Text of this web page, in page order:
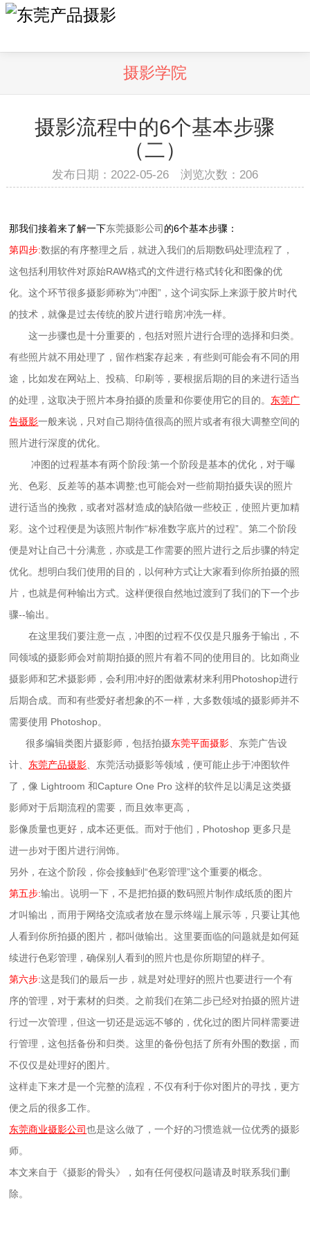
摄影学院
摄影流程中的6个基本步骤
（二）
发布日期：2022-05-26 浏览次数： 206
那我们接着来了解一下东莞摄影公司 的6个基本步骤：
第四步:数据的有序整理之后，就进入我们的后期数码处理流程了，
这包括利用软件对原始RAW格式的文件进行格式转化和图像的优
化。这个环节很多摄影师称为“冲图”，这个词实际上来源于胶片时代
的技术，就像是过去传统的胶片进行暗房冲洗一样。
这一步骤也是十分重要的，包括对照片进行合理的选择和归类。
有些照片就不用处理了，留作档案存起来，有些则可能会有不同的用
途，比如发在网站上、投稿、印刷等，要根据后期的目的来进行适当
的处理，这取决于照片本身拍摄的质量和你要使用它的目的。 东莞广
告摄影一般来说，只对自己期待值很高的照片或者有很大调整空间的
照片进行深度的优化。
冲图的过程基本有两个阶段:第一个阶段是基本的优化，对于曝
光、色彩、反差等的基本调整;也可能会对一些前期拍摄失误的照片
进行适当的挽救，或者对器材造成的缺陷做一些校正，使照片更加精
彩。这个过程便是为该照片制作“标准数字底片的过程”。第二个阶段
便是对让自己十分满意，亦或是工作需要的照片进行之后步骤的特定
优化。想明白我们使用的目的，以何种方式让大家看到你所拍摄的照
片，也就是何种输出方式。这样便很自然地过渡到了我们的下一个步
骤--输出。
在这里我们要注意一点，冲图的过程不仅仅是只服务于输出，不
同领域的摄影师会对前期拍摄的照片有着不同的使用目的。比如商业
摄影师和艺术摄影师，会利用冲好的图做素材来利用Photoshop进行
后期合成。而和有些爱好者想象的不一样，大多数领域的摄影师并不
需要使用 Photoshop。
很多编辑类图片摄影师，包括拍摄东莞平面摄影、东莞广告设
计、 东莞产品摄影、东莞活动摄影等领域，便可能止步于冲图软件
了，像 Lightroom 和Capture One Pro 这样的软件足以满足这类摄
影师对于后期流程的需要，而且效率更高，
影像质量也更好，成本还更低。而对于他们，Photoshop 更多只是
进一步对于图片进行润饰。
另外，在这个阶段，你会接触到“色彩管理”这个重要的概念。
第五步:输出。说明一下，不是把拍摄的数码照片制作成纸质的图片
才叫输出，而用于网络交流或者放在显示终端上展示等，只要让其他
人看到你所拍摄的图片，都叫做输出。这里要面临的问题就是如何延
续进行色彩管理，确保别人看到的照片也是你所期望的样子。
第六步:这是我们的最后一步，就是对处理好的照片也要进行一个有
序的管理，对于素材的归类。之前我们在第二步已经对拍摄的照片进
行过一次管理，但这一切还是远远不够的，优化过的图片同样需要进
行管理，这包括备份和归类。这里的备份包括了所有外围的数据，而
不仅仅是处理好的图片。
这样走下来才是一个完整的流程，不仅有利于你对图片的寻找，更方
便之后的很多工作。
东莞商业摄影公司也是这么做了，一个好的习惯造就一位优秀的摄影
师。
本文来自于《摄影的骨头》，如有任何侵权问题请及时联系我们删
除。